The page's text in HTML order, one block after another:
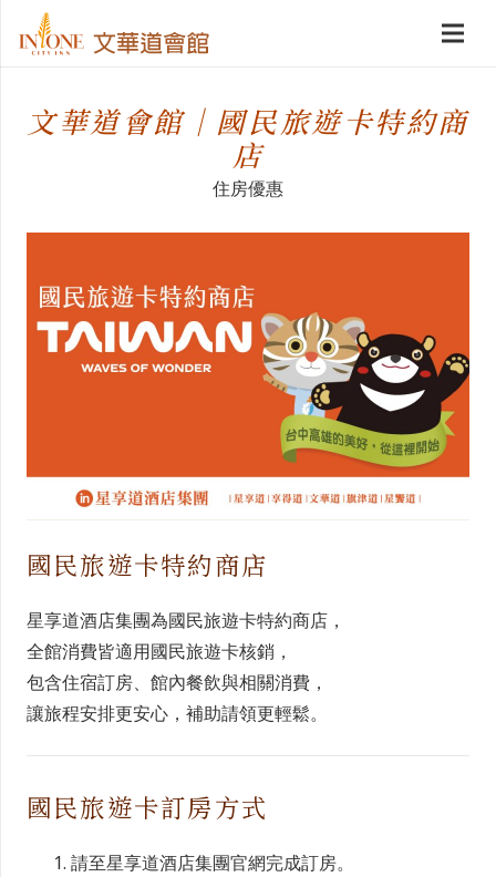
文華道會館｜國民旅遊卡特約商
店
住房優惠
國民旅遊卡特約商店
星享道酒店集團為國民旅遊卡特約商店，
全館消費皆適用國民旅遊卡核銷，
包含住宿訂房、館內餐飲與相關消費，
讓旅程安排更安心，補助請領更輕鬆。
國民旅遊卡訂房方式
請至星享道酒店集團官網完成訂房。